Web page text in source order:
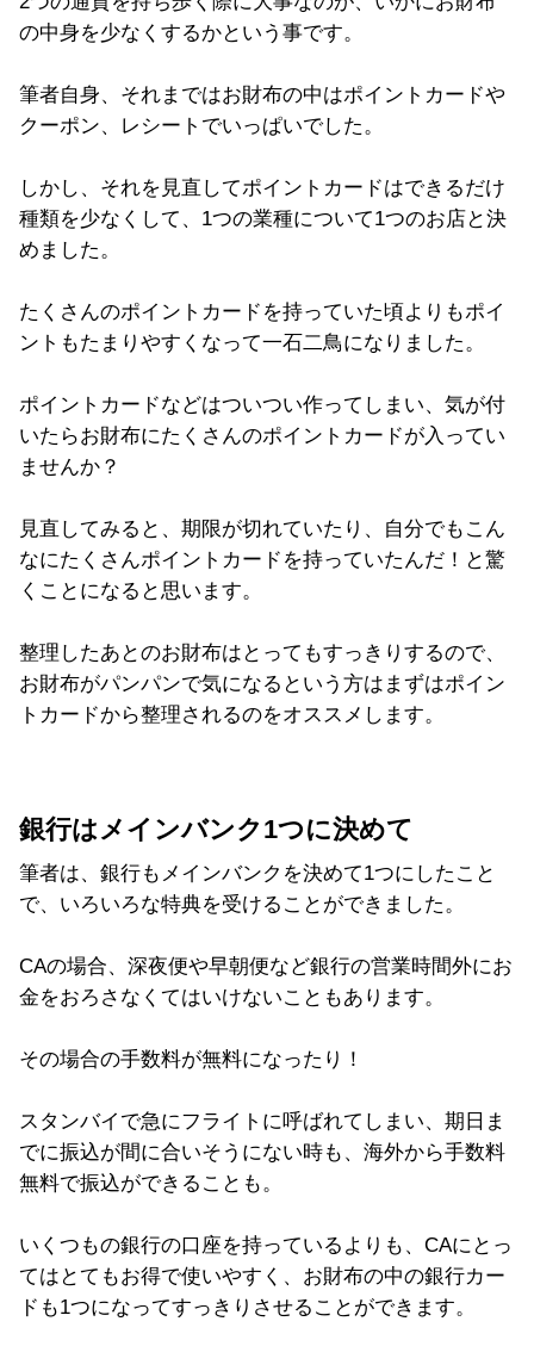
の中身を少なくするかという事です。
筆者自身、それまではお財布の中はポイントカードや
クーポン、レシートでいっぱいでした。
しかし、それを見直してポイントカードはできるだけ
種類を少なくして、1つの業種について1つのお店と決
めました。
たくさんのポイントカードを持っていた頃よりもポイ
ントもたまりやすくなって一石二鳥になりました。
ポイントカードなどはついつい作ってしまい、気が付
いたらお財布にたくさんのポイントカードが入ってい
ませんか？
見直してみると、期限が切れていたり、自分でもこん
なにたくさんポイントカードを持っていたんだ！と驚
くことになると思います。
整理したあとのお財布はとってもすっきりするので、
お財布がパンパンで気になるという方はまずはポイン
トカードから整理されるのをオススメします。
銀行はメインバンク1つに決めて
筆者は、銀行もメインバンクを決めて1つにしたこと
で、いろいろな特典を受けることができました。
CAの場合、深夜便や早朝便など銀行の営業時間外にお
金をおろさなくてはいけないこともあります。
その場合の手数料が無料になったり！
スタンバイで急にフライトに呼ばれてしまい、期日ま
でに振込が間に合いそうにない時も、海外から手数料
無料で振込ができることも。
いくつもの銀行の口座を持っているよりも、CAにとっ
てはとてもお得で使いやすく、お財布の中の銀行カー
ドも1つになってすっきりさせることができます。